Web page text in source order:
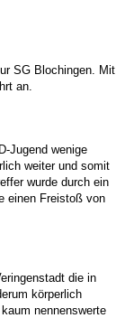
SG Blochingen. Mit
an.
Jugend wenige
weiter und somit
wurde durch ein
einen Freistoß von
die in
körperlich
nennenswerte